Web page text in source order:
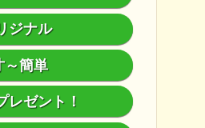
ジナル
～簡単
レゼント！